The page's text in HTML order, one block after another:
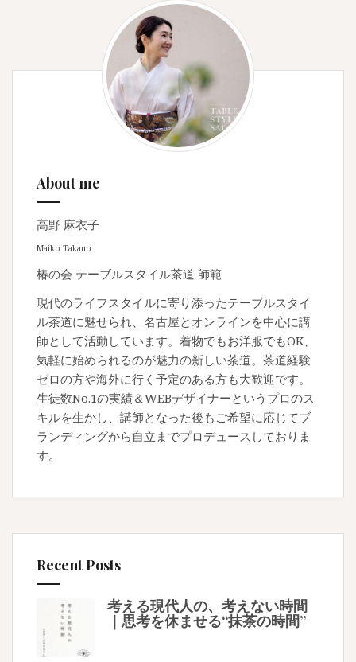
About me
高野 麻衣子
Maiko Takano
椿の会 テーブルスタイル茶道 師範
現代のライフスタイルに寄り添ったテーブルスタイ
ル茶道に魅せられ、名古屋とオンラインを中心に講
師として活動しています。着物でもお洋服でもOK、
気軽に始められるのが魅力の新しい茶道。茶道経験
ゼロの方や海外に行く予定のある方も大歓迎です。
生徒数No.1の実績＆WEBデザイナーというプロのス
キルを生かし、講師となった後もご希望に応じてブ
ランディングから自立までプロデュースしておりま
す。
Recent Posts
考える現代人の、考えない時間
｜思考を休ませる“抹茶の時間”